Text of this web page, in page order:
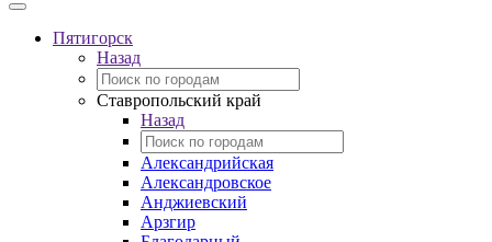
Пятигорск
Назад
Ставропольский край
Назад
Александрийская
Александровское
Анджиевский
Арзгир